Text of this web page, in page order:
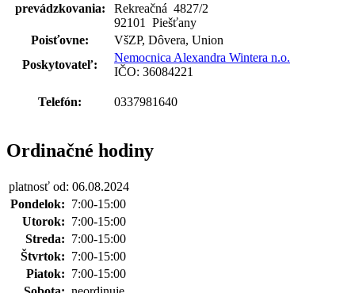
prevádzkovania:
Rekreačná 4827/2
92101 Piešťany
Poisťovne:
VšZP, Dôvera, Union
Poskytovateľ:
Nemocnica Alexandra Wintera n.o.
IČO: 36084221
Telefón: 0337981640
Ordinačné hodiny
platnosť od: 06.08.2024
Pondelok: 7:00-15:00
Utorok: 7:00-15:00
Streda: 7:00-15:00
Štvrtok: 7:00-15:00
Piatok: 7:00-15:00